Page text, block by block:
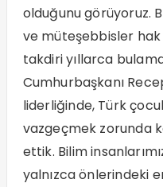
olduğunu görüyoruz.
ve müteşebbisler
takdiri yıllarca
Cumhurbaşkanı
liderliğinde, Türk
vazgeçmek zorunda
ettik. Bilim
yalnızca önlerindeki